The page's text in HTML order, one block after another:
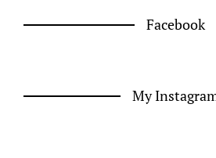
Facebook
My